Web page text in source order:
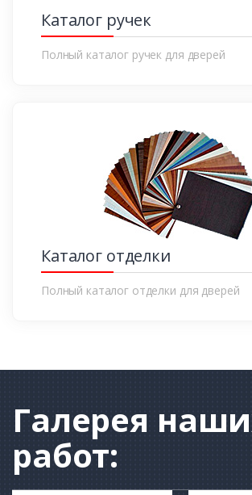
Каталог ручек
Полный каталог ручек для дверей
Каталог отделки
Полный каталог отделки для дверей
Галерея
работ: